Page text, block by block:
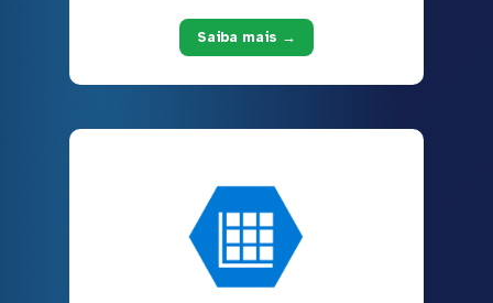
Saiba mais →